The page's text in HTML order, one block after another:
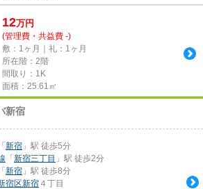
12万円
(管理費・共益費 -)
敷：1ヶ月｜礼：1ヶ月
所在階：2階
間取り：1K
面積：25.61㎡
新宿
「 新宿 」駅 徒歩5分
「 新宿三丁目 」駅 徒歩2分
「 新宿 」駅 徒歩8分
宿区新宿 ４丁目